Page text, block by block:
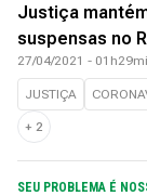
Justiça
suspensas no
27/04/2021 -
JUSTIÇA
+ 2
SEU PROBLEMA É